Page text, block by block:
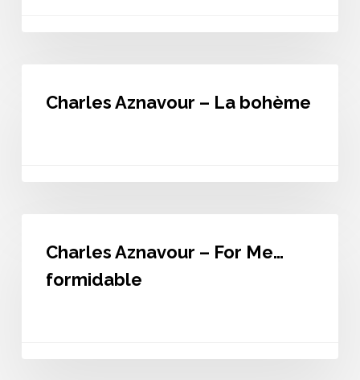
Charles Aznavour – La bohème
Charles Aznavour – For Me…
formidable